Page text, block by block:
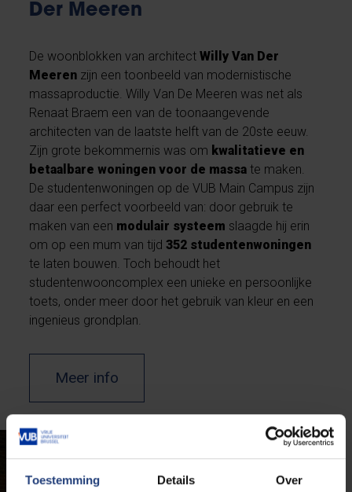
Toestemming Details Over
Der Meeren
De woonblokken van architectWilly Van Der
Meeren zijn een toonbeeld van modernistische
massaproductie. Willy Van De Meeren was net als
Renaat Braem een van de toonaangevende
architecten van de laatste helft van de 20ste eeuw.
Zijn grote bekommernis was om kwalitatieve en
betaalbare woningen voor de massate maken.
De studentenwoningen op de VUB Main Campus zijn
daar een perfect voorbeeld van: door gebruik te
maken van een modulair systeem slaagde hij erin
om op een mum van tijd352 studentenwoningen
te laten bouwen. Toch behoudt het
studentenwooncomplex een unieke en persoonlijke
toets, onder meer door het gebruik van kleur en een
ingenieus grondplan.
Meer info